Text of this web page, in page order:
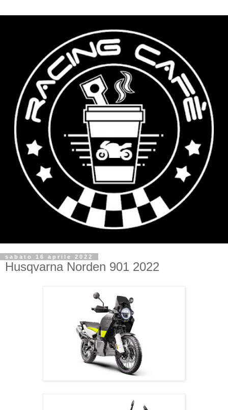
sabato 16 aprile 2022
Husqvarna Norden 901 2022